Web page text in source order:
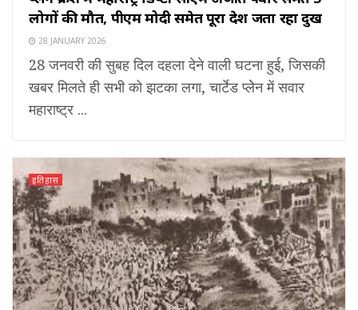
लोगों की मौत, पीएम मोदी समेत पूरा देश जता रहा दुख
28 JANUARY 2026
28 जनवरी की सुबह दिल दहला देने वाली घटना हुई, जिसकी
खबर मिलते ही सभी को झटका लगा, चार्टेड प्लेेन में सवार
महाराष्ट्र ...
इतिहास